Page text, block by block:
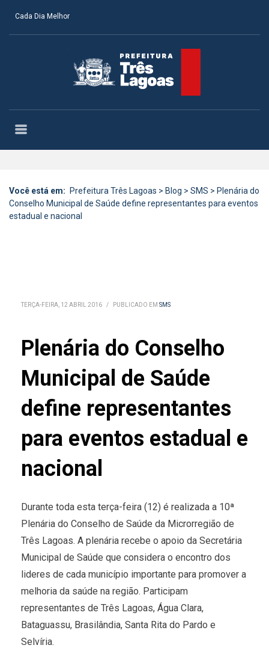
Cada Dia Melhor
Você está em: Prefeitura Três Lagoas > Blog > SMS > Plenária do
Conselho Municipal de Saúde define representantes para eventos
estadual e nacional
TERÇA-FEIRA, 12 ABRIL 2016 / PUBLICADO EM SMS
Plenária do Conselho
Municipal de Saúde
define representantes
para eventos estadual e
nacional
Durante toda esta terça-feira (12) é realizada a 10ª
Plenária do Conselho de Saúde da Microrregião de
Três Lagoas. A plenária recebe o apoio da Secretária
Municipal de Saúde que considera o encontro dos
lideres de cada município importante para promover a
melhoria da saúde na região. Participam
representantes de Três Lagoas, Água Clara,
Bataguassu, Brasilândia, Santa Rita do Pardo e
Selvíria.